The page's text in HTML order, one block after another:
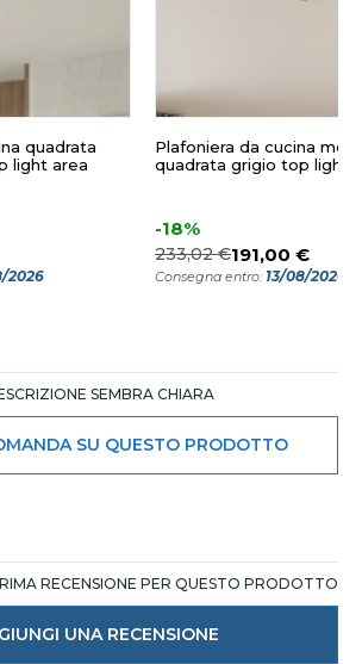
quadrata
light area
2026
Plafoniera da cucina
quadrata grigio top light
-18%
233,02 €191,00 €
Consegna entro: 13/08/2026
SEMBRA CHIARA
SU QUESTO PRODOTTO
RECENSIONE PER QUESTO PRODOTTO
UNA RECENSIONE